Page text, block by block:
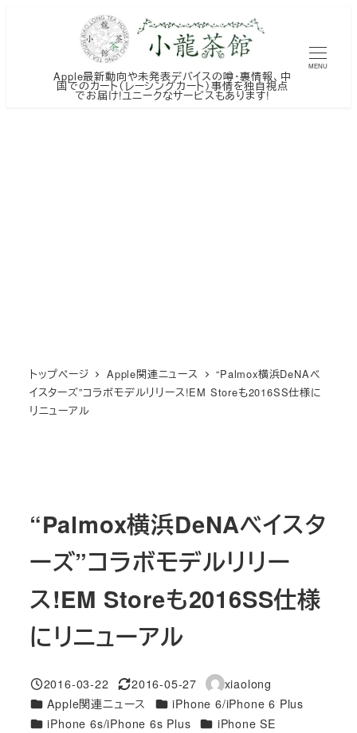
Apple最新動向や未発表デバイスの噂・裏情報、中
国でのカート（レーシングカート）事情を独自視点
でお届け!ユニークなサービスもあります!
MENU
トップページ Apple関連ニュース
“Palmox横浜DeNAベ
イスターズ”コラボモデルリリース!EM Storeも2016SS仕様に
リニューアル
“Palmox横浜DeNAベイスタ
ーズ”コラボモデルリリー
ス!EM Storeも2016SS仕様
にリニューアル
投稿日
2016-03-22
更新日
2016-05-27
著
者
xiaolong
カテゴリー
Apple関連ニュース カテゴリー
iPhone 6/iPhone 6 Plus
カテゴリー
iPhone 6s/iPhone 6s Plus カテゴリー
iPhone SE